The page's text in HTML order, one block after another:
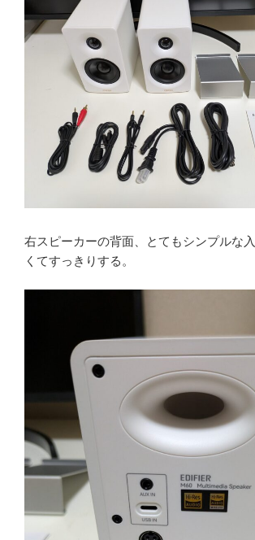
右スピーカーの背面、とてもシンプルな
くてすっきりする。